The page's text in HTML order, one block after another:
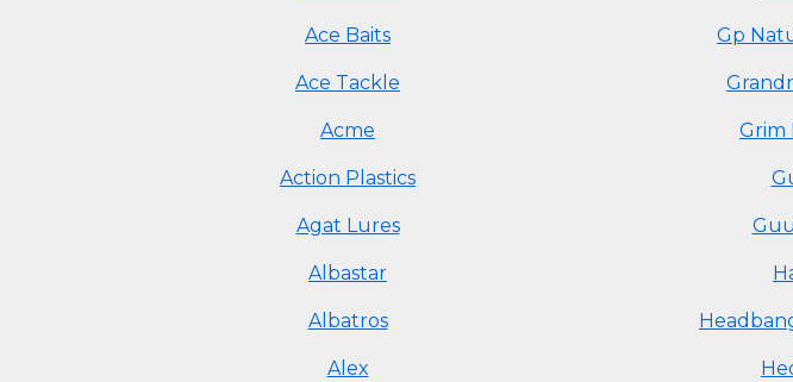
Ace Baits
Ace Tackle
Acme
Action Plastics
Agat Lures
Albastar
Albatros
Alex
Gp
Grim